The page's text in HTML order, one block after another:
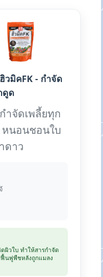
วมิคFK - กำจัด
ดูด
ำจัดเพลี้ยทุก
นอนชอนใบ
ดาว
ผิวใบ ทำให้สารกำจัด
นฟูพืชหลังถูกแมลง